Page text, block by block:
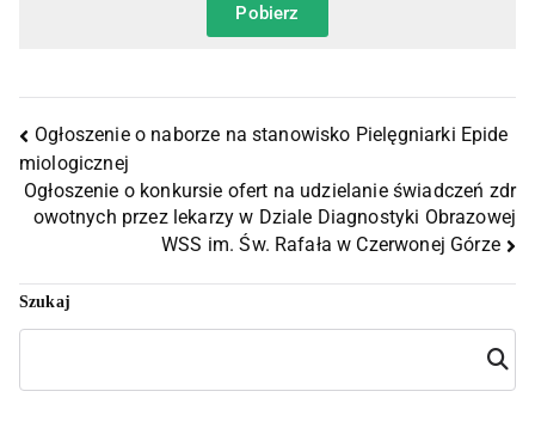
Pobierz
Ogłoszenie o naborze na stanowisko Pielęgniarki Epide
miologicznej
Ogłoszenie o konkursie ofert na udzielanie świadczeń zdr
owotnych przez lekarzy w Dziale Diagnostyki Obrazowej
WSS im. Św. Rafała w Czerwonej Górze
Szukaj
Szuka
j